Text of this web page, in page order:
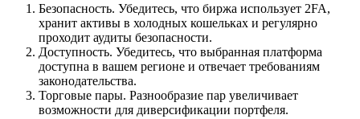
Безопасность. Убедитесь, что биржа использует 2FA,
хранит активы в холодных кошельках и регулярно
проходит аудиты безопасности.
Доступность. Убедитесь, что выбранная платформа
доступна в вашем регионе и отвечает требованиям
законодательства.
Торговые пары. Разнообразие пар увеличивает
возможности для диверсификации портфеля.